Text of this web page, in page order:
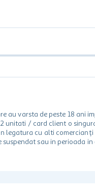
au varsta de peste 18
unitati / card client o
cu alti
sau in perioada